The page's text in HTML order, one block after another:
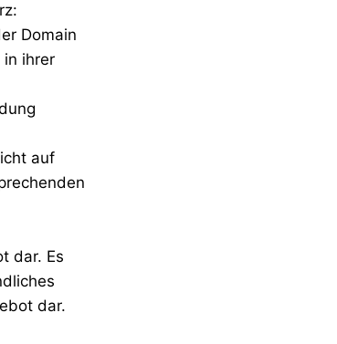
Domain
in ihrer
auf
dar. Es
dar.